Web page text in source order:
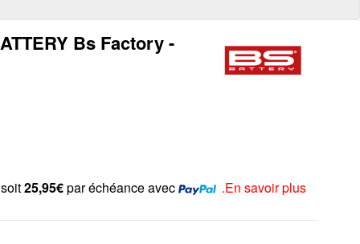
Bs Factory -
25,95€par échéance avec .En savoir plus